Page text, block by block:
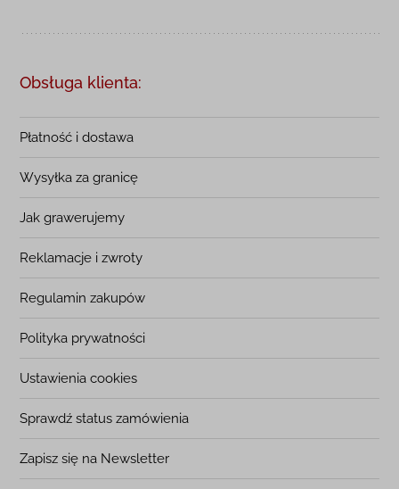
Obsługa klienta:
Płatność i dostawa
Wysyłka za granicę
Jak grawerujemy
Reklamacje i zwroty
Regulamin zakupów
Polityka prywatności
Ustawienia cookies
Sprawdź status zamówienia
Zapisz się na Newsletter